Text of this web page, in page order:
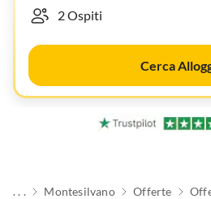
Cerca
. . . Montesilvano Offerte